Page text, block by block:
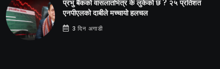
प्रभु बैंकको वासलातभित्र के लुकेको छ ? २५ प्रतिशत
एनपीएलको दाबीले मच्चायो हलचल
3 दिन अगाडी